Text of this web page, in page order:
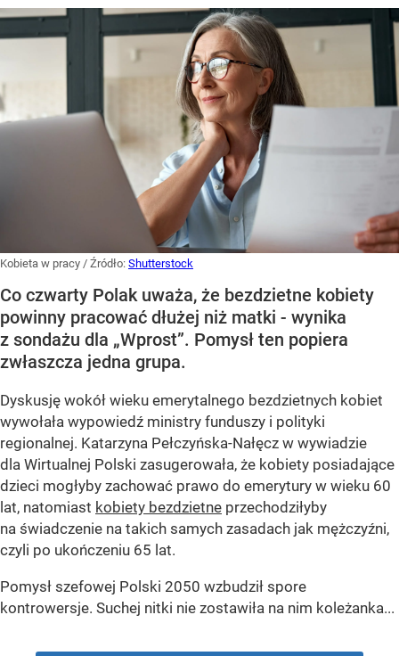
Kobieta w pracy / Źródło: Shutterstock
Co czwarty Polak uważa, że bezdzietne kobiety
powinny pracować dłużej niż matki - wynika
z sondażu dla „Wprost”. Pomysł ten popiera
zwłaszcza jedna grupa.
Dyskusję wokół wieku emerytalnego bezdzietnych kobiet
wywołała wypowiedź ministry funduszy i polityki
regionalnej. Katarzyna Pełczyńska-Nałęcz w wywiadzie
dla Wirtualnej Polski zasugerowała, że kobiety posiadające
dzieci mogłyby zachować prawo do emerytury w wieku 60
lat, natomiast kobiety bezdzietne przechodziłyby
na świadczenie na takich samych zasadach jak mężczyźni,
czyli po ukończeniu 65 lat.
Pomysł szefowej Polski 2050 wzbudził spore
kontrowersje. Suchej nitki nie zostawiła na nim koleżanka...